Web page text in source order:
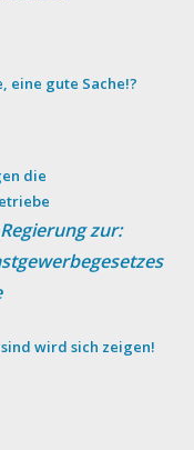
eine gute Sache!?
die
zur:
wird sich zeigen!